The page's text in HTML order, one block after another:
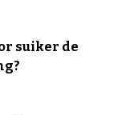
suiker de